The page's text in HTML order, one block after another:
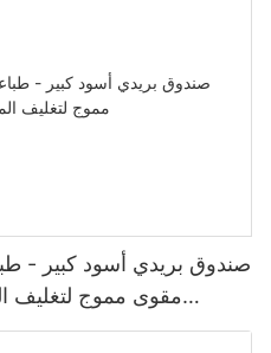
صندوق بريدي أسود كبير -
مقوى مموج لتغليف